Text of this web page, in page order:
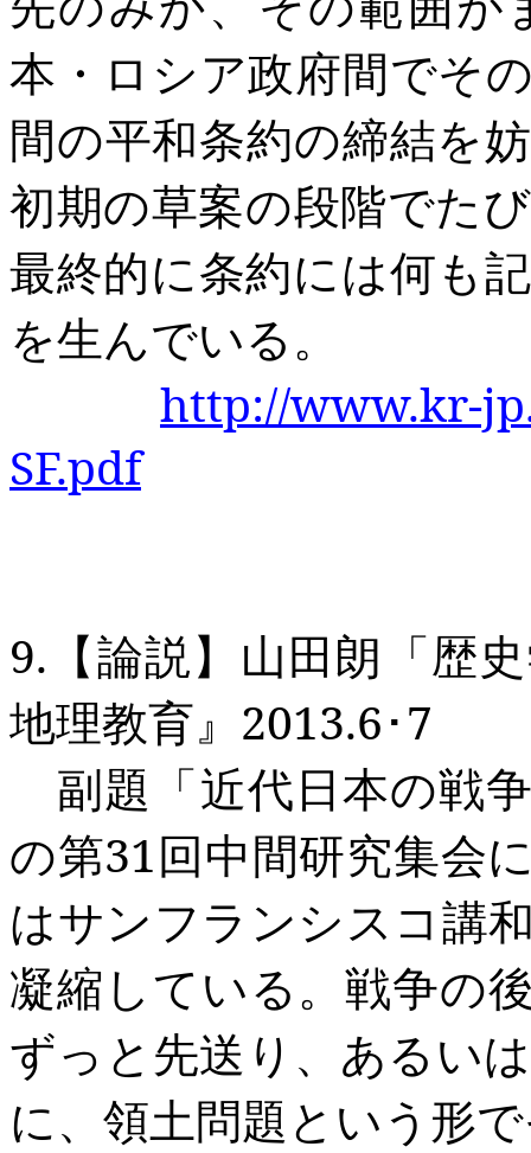
本・ロシア政府間でそ
間の平和条約の締結を
初期の草案の段階でた
最終的に条約には何も
を生んでいる。
http://www.kr-
SF.pdf
9. 【論説】山田朗「歴
地理教育』 2013.6･7
副題「近代日本の戦
の第31回中間研究集会
はサンフランシスコ講
凝縮している。戦争の
ずっと先送り、あるい
に、領土問題という形